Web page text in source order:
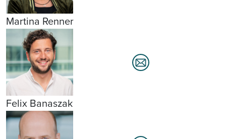
Martina Renner
Felix Banaszak